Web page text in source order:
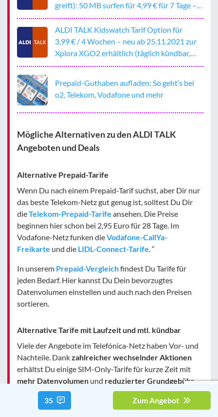
greift): 50 MB surfen für 4,99 € für 7 Tage –
nein, kein verspäteter Aprilscherz!
ALDI TALK Kidswatch Tarif Option für
3,99 € / 4 Wochen – neu ab 25.11.2021 zur
Xplora XGO2 erhältlich (täglich kündbar,
aber kein Prepaid)
Prepaid-Guthaben aufladen: So geht’s bei
o2, Telekom, Vodafone und mehr
Mögliche Alternativen zu den ALDI TALK
Angeboten und Deals
Alternative Prepaid-Tarife
Wenn Du nach einem Prepaid-Tarif suchst, aber Dir nur
das beste Telekom-Netz gut genug ist, solltest Du Dir
dieTelekom-Prepaid-Tarife ansehen. Die Preise
beginnen hier schon bei 2,95 Euro für 28 Tage. Im
Vodafone-Netz funken dieVodafone-CallYa-
Freikarte und die LIDL-Connect-Tarife. “
In unserem Prepaid-Vergleichfindest Du Tarife für
jeden Bedarf. Hier kannst Du Dein bevorzugtes
Datenvolumen einstellen und auch nach den Preisen
sortieren.
Alternative Tarife mit Laufzeit und mtl. kündbar
Viele der Angebote im Telefónica-Netz haben Vor- und
Nachteile. Dankzahlreicher wechselnder Aktionen
erhältst Du einige SIM-Only-Tarife für kurze Zeit mit
mehr Datenvolumen und reduzierter Grundgebühr.
Eine aktuelleÜbersicht zu den besten Deals in allen
Mobilfunknetzen
bekommst Du immerüber unseren
35 Zum Angebot